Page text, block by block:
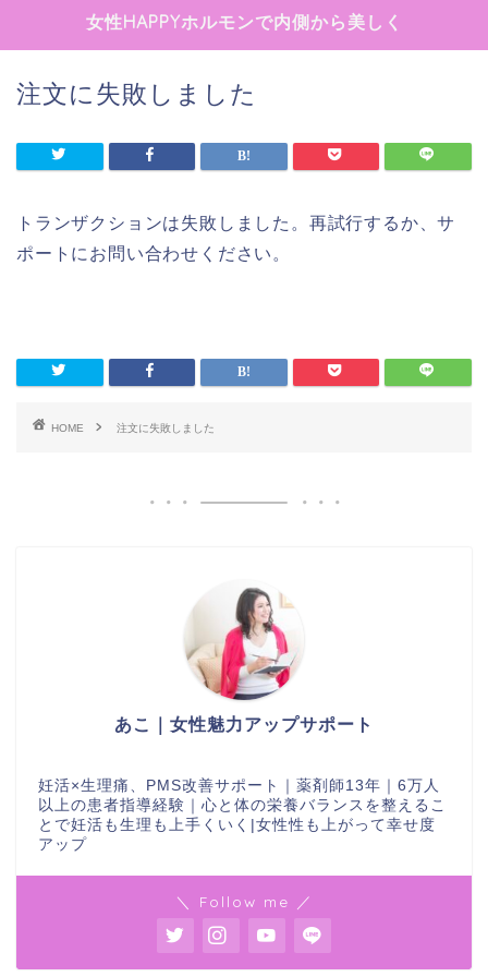
女性HAPPYホルモンで内側から美しく
注文に失敗しました
トランザクションは失敗しました。再試行するか、サ
ポートにお問い合わせください。
HOME 注文に失敗しました
あこ｜女性魅力アップサポート
妊活×生理痛、PMS改善サポート｜薬剤師13年｜6万人
以上の患者指導経験｜心と体の栄養バランスを整えるこ
とで妊活も生理も上手くいく|女性性も上がって幸せ度
アップ
＼ Follow me ／